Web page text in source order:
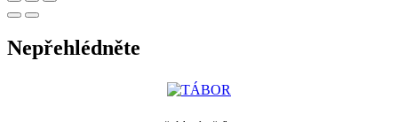
Nepřehlédněte